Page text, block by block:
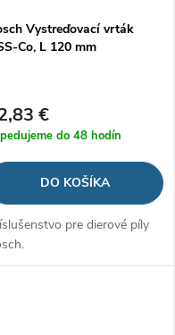
Vystreďovací vrták
Co, L 120 mm
€
do 48 hodín
DO KOŠÍKA
pre dierové píly